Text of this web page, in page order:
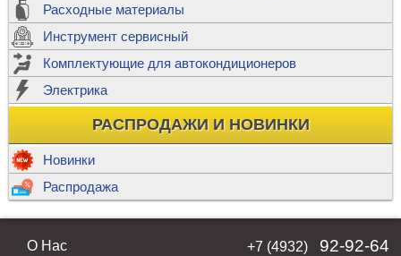
Расходные материалы
Инструмент сервисный
Комплектующие для автокондиционеров
Электрика
РАСПРОДАЖИ И НОВИНКИ
Новинки
Распродажа
О Нас
+7 (4932) 92-92-64